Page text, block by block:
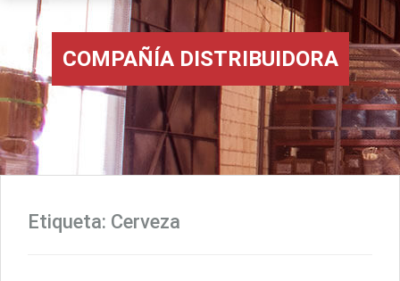
COMPAÑÍA DISTRIBUIDORA
Etiqueta: Cerveza